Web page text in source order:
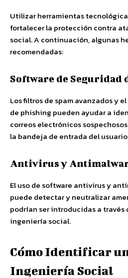
Utilizar herramientas
fortalecer la protección contra
social. A continuación, algunas
recomendadas:
Software de Seguridad
Los filtros de spam avanzados y
de phishing pueden ayudar a
correos electrónicos
la bandeja de entrada del
Antivirus y
El uso de software antivirus y
puede detectar y neutralizar
podrían ser introducidas a través
ingeniería social.
Cómo Identificar
Ingeniería Social